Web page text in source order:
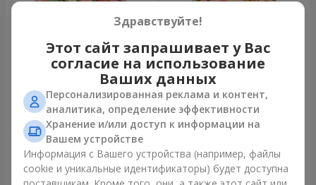
Букет "Лиссия"
3 881 грн
Букет "Nude Perfume"
3 058 грн
Здравствуйте!
Этот сайт запрашивает у Вас
согласие на использование
Ваших данных
Персонализированная реклама и контент,
аналитика, определение эффективности
Хранение и/или доступ к информации на
Вашем устройстве
Информация с Вашего устройства (например, файлы
cookie и уникальные идентификаторы) будет доступна